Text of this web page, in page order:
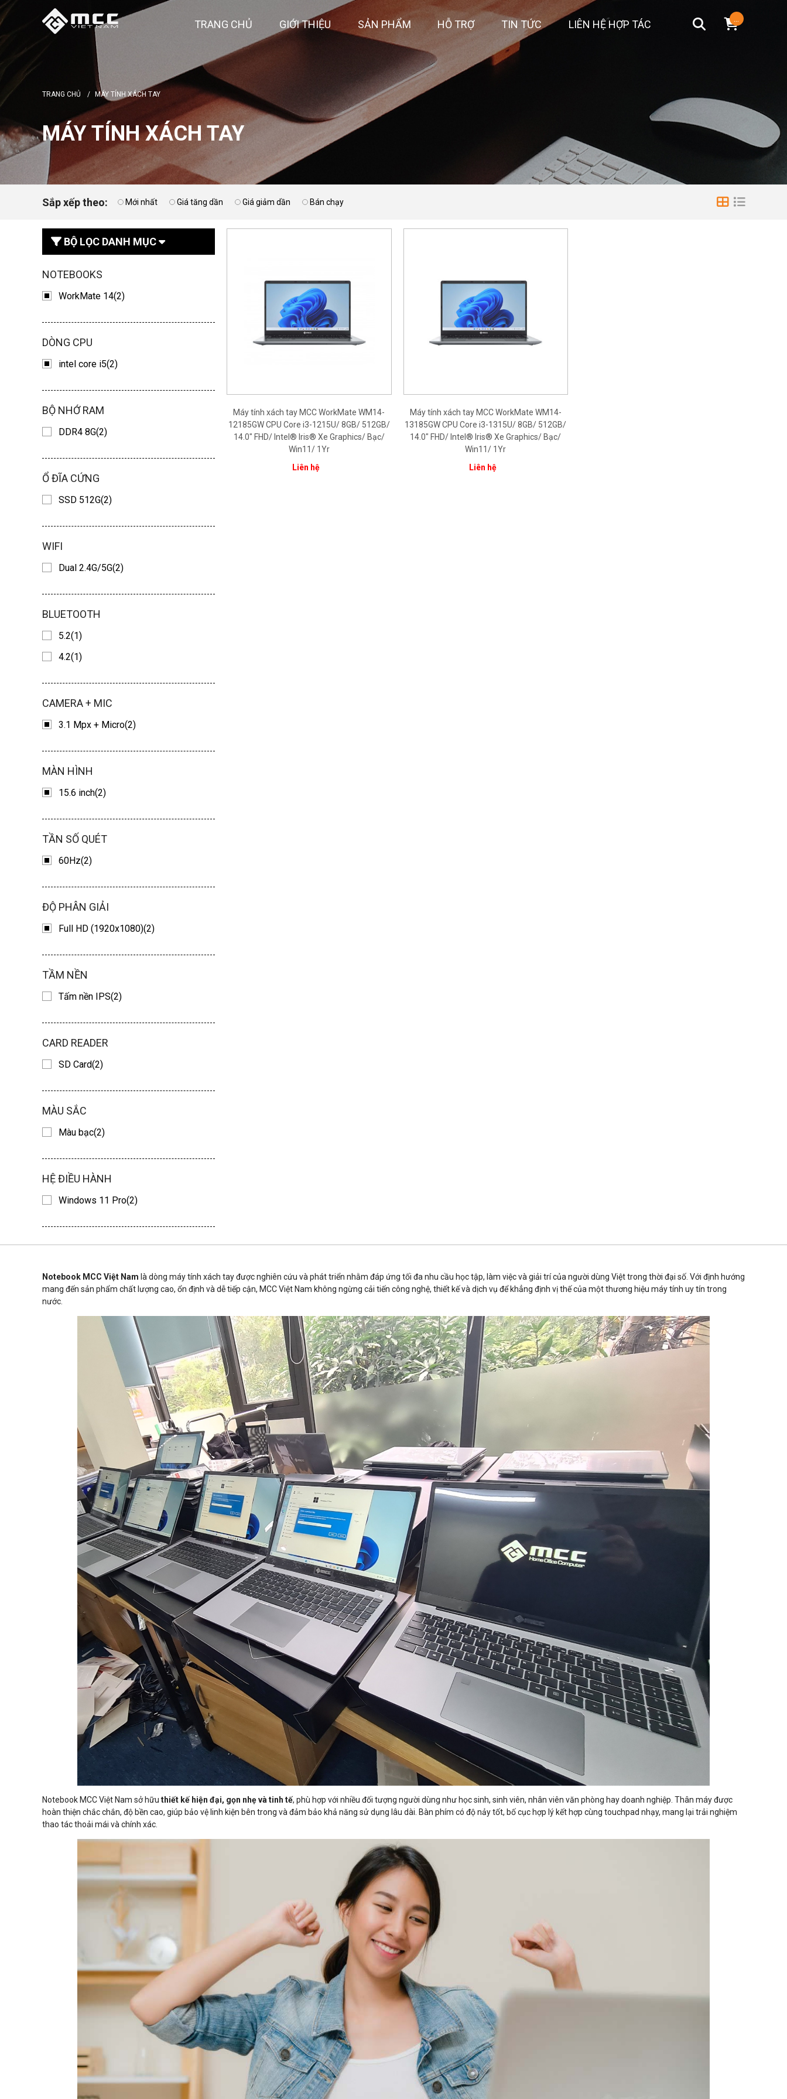
TRANG CHỦ GIỚI THIỆU SẢN PHẨM HỖ TRỢ TIN TỨC LIÊN HỆ HỢP TÁC ...
TRANG CHỦ / MÁY TÍNH XÁCH TAY
MÁY TÍNH XÁCH TAY
Sắp xếp theo: Mới nhất Giá tăng dần Giá giảm dần Bán chạy
BỘ LỌC DANH MỤC
NOTEBOOKS
WorkMate 14(2)
DÒNG CPU
intel core i5(2)
BỘ NHỚ RAM
DDR4 8G(2)
Ổ ĐĨA CỨNG
SSD 512G(2)
WIFI
Dual 2.4G/5G(2)
BLUETOOTH
5.2(1)
4.2(1)
CAMERA + MIC
3.1 Mpx + Micro(2)
MÀN HÌNH
15.6 inch(2)
TẦN SỐ QUÉT
60Hz(2)
ĐỘ PHÂN GIẢI
Full HD (1920x1080)(2)
TẦM NỀN
Tấm nền IPS(2)
CARD READER
SD Card(2)
MÀU SẮC
Màu bạc(2)
HỆ ĐIỀU HÀNH
Windows 11 Pro(2)
Máy tính xách tay MCC WorkMate WM14-
12185GW CPU Core i3-1215U/ 8GB/ 512GB/
14.0" FHD/ Intel® Iris® Xe Graphics/ Bạc/
Win11/ 1Yr
Liên hệ
Máy tính xách tay MCC WorkMate WM14-
13185GW CPU Core i3-1315U/ 8GB/ 512GB/
14.0" FHD/ Intel® Iris® Xe Graphics/ Bạc/
Win11/ 1Yr
Liên hệ
Notebook MCC Việt Nam là dòng máy tính xách tay được nghiên cứu và phát triển nhằm đáp ứng tối đa nhu cầu học tập, làm việc và giải trí của người dùng Việt trong thời đại số. Với định hướng
mang đến sản phẩm chất lượng cao, ổn định và dễ tiếp cận, MCC Việt Nam không ngừng cải tiến công nghệ, thiết kế và dịch vụ để khẳng định vị thế của một thương hiệu máy tính uy tín trong
nước.
Notebook MCC Việt Nam sở hữu thiết kế hiện đại, gọn nhẹ và tinh tế, phù hợp với nhiều đối tượng người dùng như học sinh, sinh viên, nhân viên văn phòng hay doanh nghiệp. Thân máy được
hoàn thiện chắc chắn, độ bền cao, giúp bảo vệ linh kiện bên trong và đảm bảo khả năng sử dụng lâu dài. Bàn phím có độ nảy tốt, bố cục hợp lý kết hợp cùng touchpad nhạy, mang lại trải nghiệm
thao tác thoải mái và chính xác.